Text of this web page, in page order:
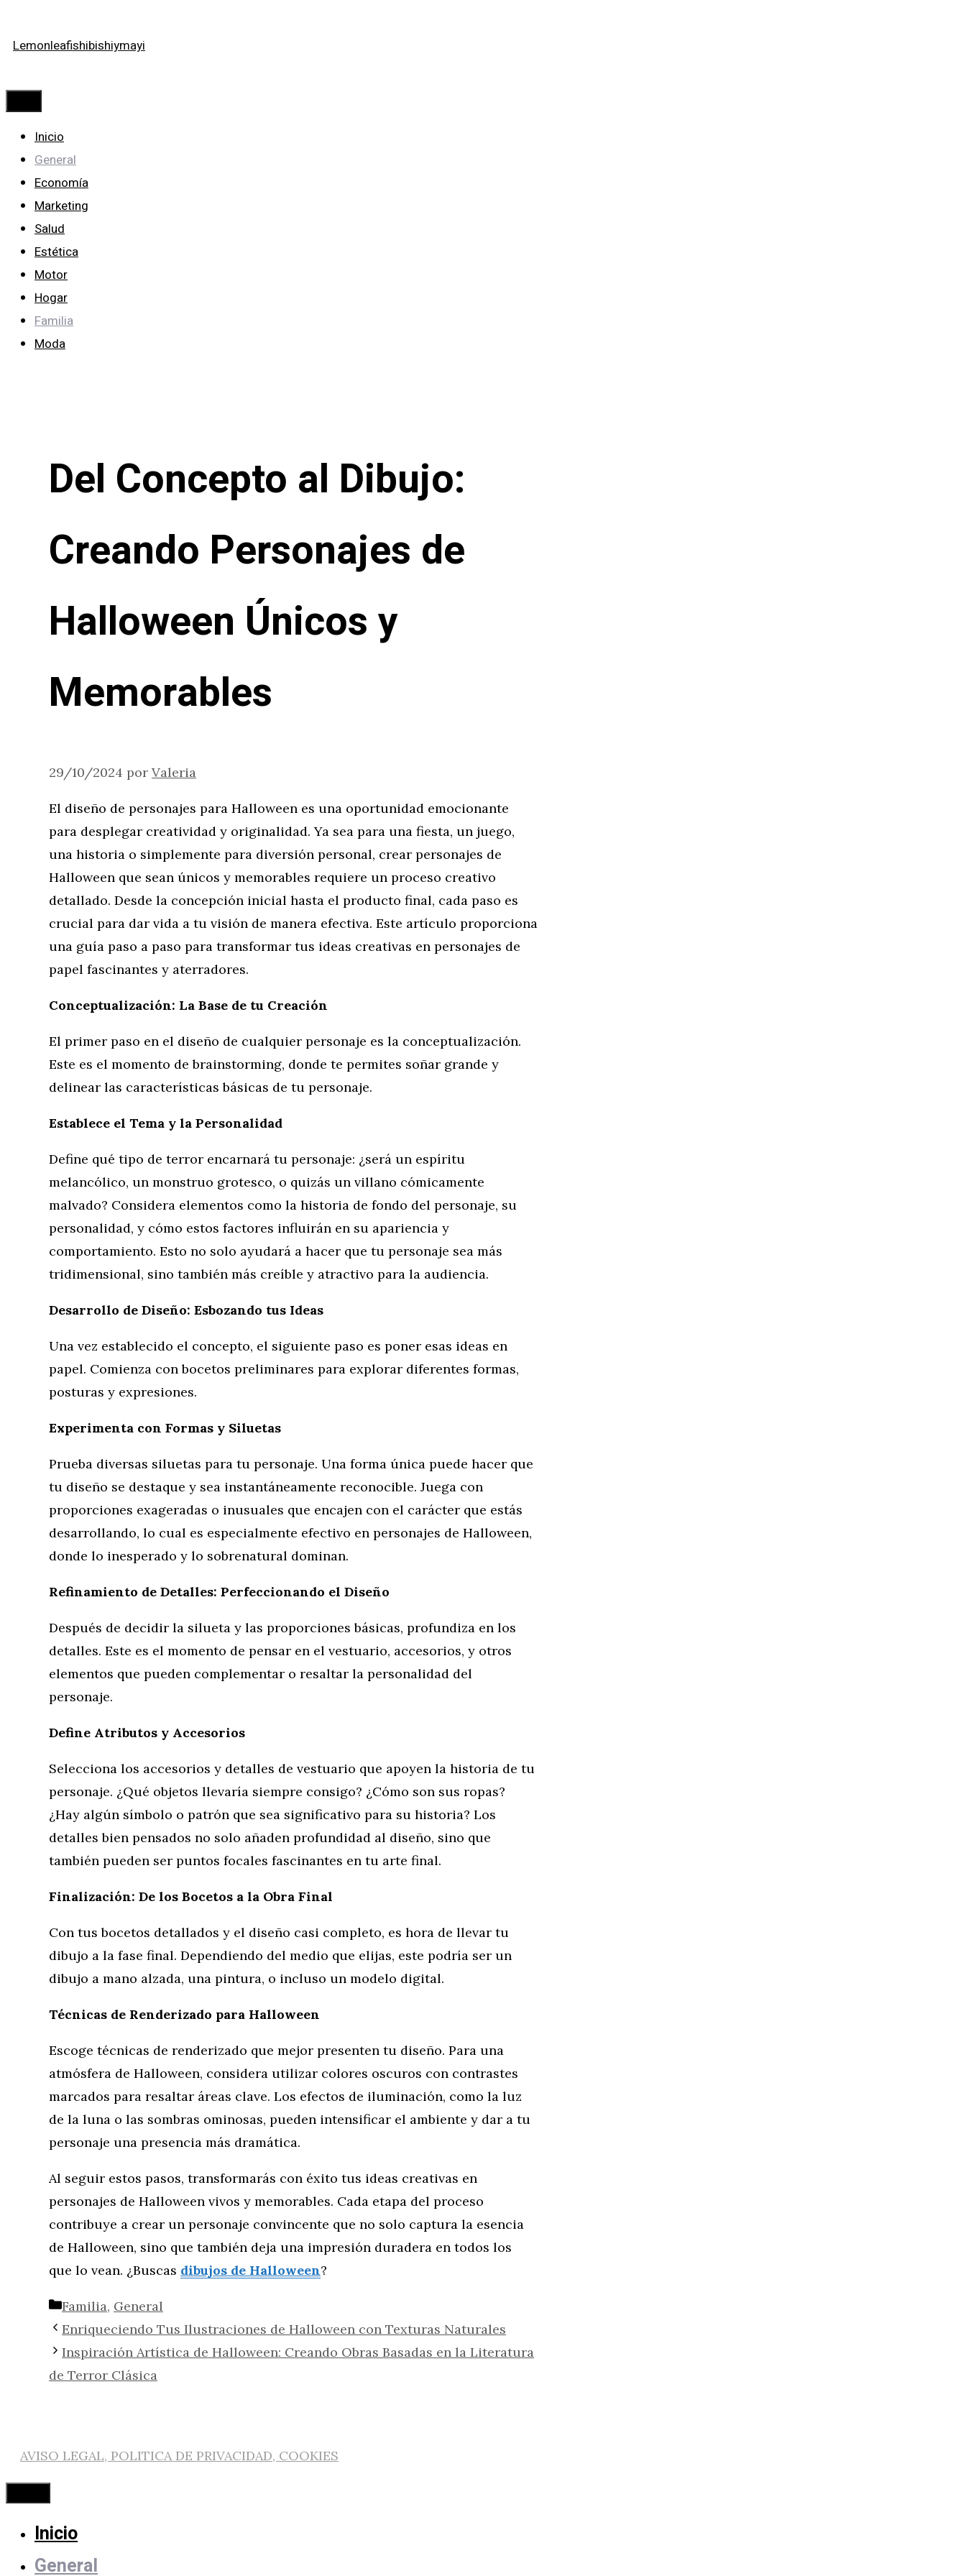
al
Lemonleafishibishiymayi
Inicio
General
Economía
Marketing
Salud
Estética
Motor
Hogar
Familia
Moda
Del Concepto al Dibujo:
Creando Personajes de
Halloween Únicos y
Memorables
29/10/2024 por Valeria
El diseño de personajes para Halloween es una oportunidad emocionante
para desplegar creatividad y originalidad. Ya sea para una fiesta, un juego,
una historia o simplemente para diversión personal, crear personajes de
Halloween que sean únicos y memorables requiere un proceso creativo
detallado. Desde la concepción inicial hasta el producto final, cada paso es
crucial para dar vida a tu visión de manera efectiva. Este artículo proporciona
una guía paso a paso para transformar tus ideas creativas en personajes de
papel fascinantes y aterradores.
Conceptualización: La Base de tu Creación
El primer paso en el diseño de cualquier personaje es la conceptualización.
Este es el momento de brainstorming, donde te permites soñar grande y
delinear las características básicas de tu personaje.
Establece el Tema y la Personalidad
Define qué tipo de terror encarnará tu personaje: ¿será un espíritu
melancólico, un monstruo grotesco, o quizás un villano cómicamente
malvado? Considera elementos como la historia de fondo del personaje, su
personalidad, y cómo estos factores influirán en su apariencia y
comportamiento. Esto no solo ayudará a hacer que tu personaje sea más
tridimensional, sino también más creíble y atractivo para la audiencia.
Desarrollo de Diseño: Esbozando tus Ideas
Una vez establecido el concepto, el siguiente paso es poner esas ideas en
papel. Comienza con bocetos preliminares para explorar diferentes formas,
posturas y expresiones.
Experimenta con Formas y Siluetas
Prueba diversas siluetas para tu personaje. Una forma única puede hacer que
tu diseño se destaque y sea instantáneamente reconocible. Juega con
proporciones exageradas o inusuales que encajen con el carácter que estás
desarrollando, lo cual es especialmente efectivo en personajes de Halloween,
donde lo inesperado y lo sobrenatural dominan.
Refinamiento de Detalles: Perfeccionando el Diseño
Después de decidir la silueta y las proporciones básicas, profundiza en los
detalles. Este es el momento de pensar en el vestuario, accesorios, y otros
elementos que pueden complementar o resaltar la personalidad del
personaje.
Define Atributos y Accesorios
Selecciona los accesorios y detalles de vestuario que apoyen la historia de tu
personaje. ¿Qué objetos llevaría siempre consigo? ¿Cómo son sus ropas?
¿Hay algún símbolo o patrón que sea significativo para su historia? Los
detalles bien pensados no solo añaden profundidad al diseño, sino que
también pueden ser puntos focales fascinantes en tu arte final.
Finalización: De los Bocetos a la Obra Final
Con tus bocetos detallados y el diseño casi completo, es hora de llevar tu
dibujo a la fase final. Dependiendo del medio que elijas, este podría ser un
dibujo a mano alzada, una pintura, o incluso un modelo digital.
Técnicas de Renderizado para Halloween
Escoge técnicas de renderizado que mejor presenten tu diseño. Para una
atmósfera de Halloween, considera utilizar colores oscuros con contrastes
marcados para resaltar áreas clave. Los efectos de iluminación, como la luz
de la luna o las sombras ominosas, pueden intensificar el ambiente y dar a tu
personaje una presencia más dramática.
Al seguir estos pasos, transformarás con éxito tus ideas creativas en
personajes de Halloween vivos y memorables. Cada etapa del proceso
contribuye a crear un personaje convincente que no solo captura la esencia
de Halloween, sino que también deja una impresión duradera en todos los
que lo vean. ¿Buscas dibujos de Halloween?
Categorías
Familia, General
Enriqueciendo Tus Ilustraciones de Halloween con Texturas Naturales
Inspiración Artística de Halloween: Creando Obras Basadas en la Literatura
de Terror Clásica
AVISO LEGAL, POLITICA DE PRIVACIDAD, COOKIES
Cerrar
Inicio
General